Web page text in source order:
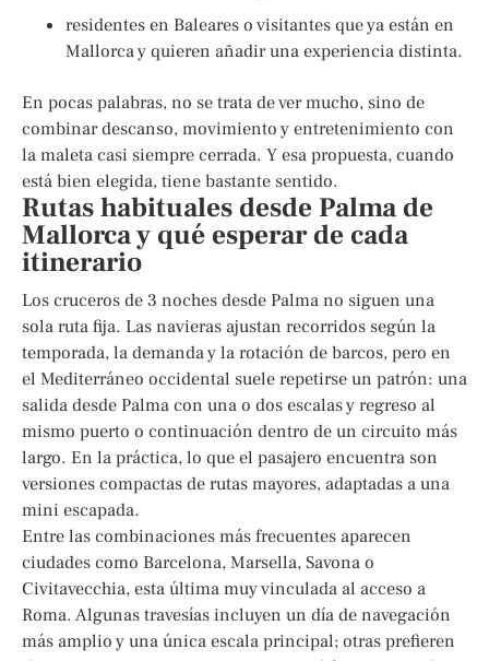
residentes en Baleares o visitantes que ya están en
Mallorca y quieren añadir una experiencia distinta.
En pocas palabras, no se trata de ver mucho, sino de
combinar descanso, movimiento y entretenimiento con
la maleta casi siempre cerrada. Y esa propuesta, cuando
está bien elegida, tiene bastante sentido.
Rutas habituales desde Palma de
Mallorca y qué esperar de cada
itinerario
Los cruceros de 3 noches desde Palma no siguen una
sola ruta fija. Las navieras ajustan recorridos según la
temporada, la demanda y la rotación de barcos, pero en
el Mediterráneo occidental suele repetirse un patrón: una
salida desde Palma con una o dos escalas y regreso al
mismo puerto o continuación dentro de un circuito más
largo. En la práctica, lo que el pasajero encuentra son
versiones compactas de rutas mayores, adaptadas a una
mini escapada.
Entre las combinaciones más frecuentes aparecen
ciudades como Barcelona, Marsella, Savona o
Civitavecchia, esta última muy vinculada al acceso a
Roma. Algunas travesías incluyen un día de navegación
más amplio y una única escala principal; otras prefieren